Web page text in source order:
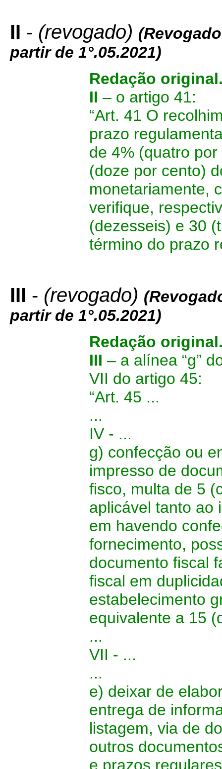
II - (revogado)
partir de 1°.05.2021)
Redação
II – o artigo 41:
“Art. 41 O
prazo
de 4% (quatro
(doze por cento)
monetariamente,
verifique,
(dezesseis) e 30
término do prazo
III - (revogado)
partir de 1°.05.2021)
Redação
III – a alínea “g”
VII do artigo 45:
“Art. 45 ...
...
IV - ...
g) confecção ou
impresso de
fisco, multa de 5
aplicável tanto ao
em havendo
fornecimento,
documento fiscal
fiscal em
estabelecimento
equivalente a 15
...
VII - ...
...
e) deixar de
entrega de
listagem, via de
outros
e prazos